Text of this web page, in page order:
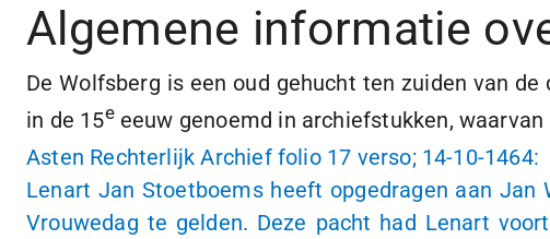
Algemene informatie
De Wolfsberg is een oud gehucht ten zuiden van
in de 15eeeuw genoemd in archiefstukken,
Asten Rechterlijk Archief folio 17 verso; 14-10-1464:
Lenart Jan Stoetboems heeft opgedragen aan
Vrouwedag te gelden. Deze pacht had Lenart